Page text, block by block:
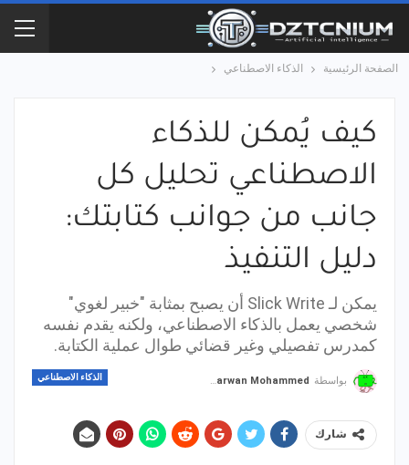
الصفحة الرئيسية الذكاء الاصطناعي
كيف يُمكن للذكاء
الاصطناعي تحليل كل
جانب من جوانب كتابتك:
دليل التنفيذ
يمكن لـ Slick Write أن يصبح بمثابة "خبير لغوي"
شخصي يعمل بالذكاء الاصطناعي، ولكنه يقدم نفسه
كمدرس تفصيلي وغير قضائي طوال عملية الكتابة.
الذكاء الاصطناعي بواسطة Marwan Mohammed
شارك